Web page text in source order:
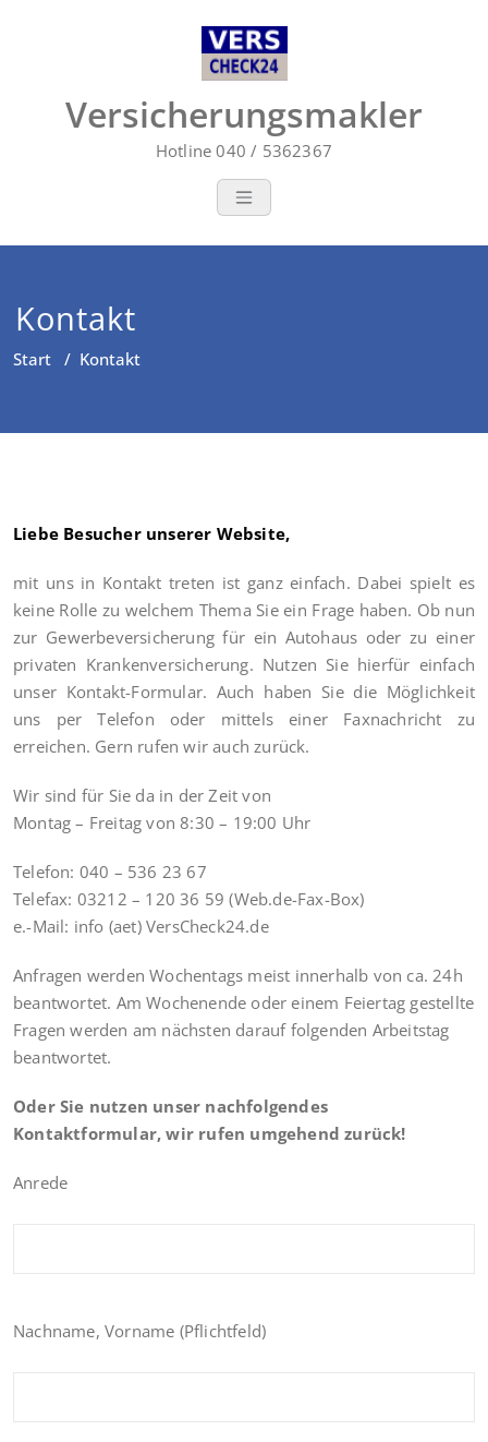
Versicherungsmakler
Hotline 040 / 5362367
Kontakt
Start / Kontakt
Liebe Besucher unserer Website,
mit uns in Kontakt treten ist ganz einfach. Dabei spielt es
keine Rolle zu welchem Thema Sie ein Frage haben. Ob nun
zur Gewerbeversicherung für ein Autohaus oder zu einer
privaten Krankenversicherung. Nutzen Sie hierfür einfach
unser Kontakt-Formular. Auch haben Sie die Möglichkeit
uns per Telefon oder mittels einer Faxnachricht zu
erreichen. Gern rufen wir auch zurück.
Wir sind für Sie da in der Zeit von
Montag – Freitag von 8:30 – 19:00 Uhr
Telefon: 040 – 536 23 67
Telefax: 03212 – 120 36 59 (Web.de-Fax-Box)
e.-Mail: info (aet) VersCheck24.de
Anfragen werden Wochentags meist innerhalb von ca. 24h
beantwortet. Am Wochenende oder einem Feiertag gestellte
Fragen werden am nächsten darauf folgenden Arbeitstag
beantwortet.
Oder Sie nutzen unser nachfolgendes
Kontaktformular, wir rufen umgehend zurück!
Anrede
Nachname, Vorname (Pflichtfeld)